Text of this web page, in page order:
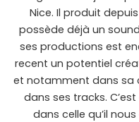
Nice. Il produit
possède déjà un
ses productions est
recent un potentiel
et notamment dans sa
dans ses tracks.
dans celle qu’il